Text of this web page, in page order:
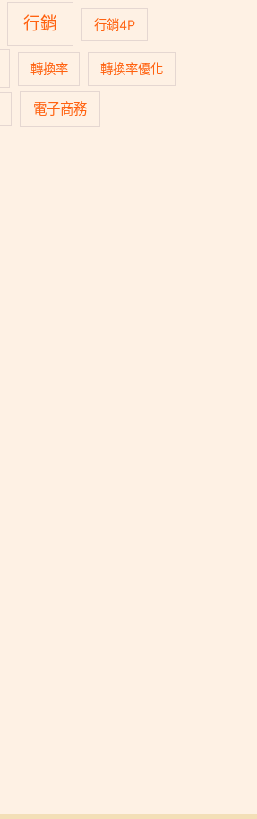
行銷 行銷4P
轉換率 轉換率優化
電子商務